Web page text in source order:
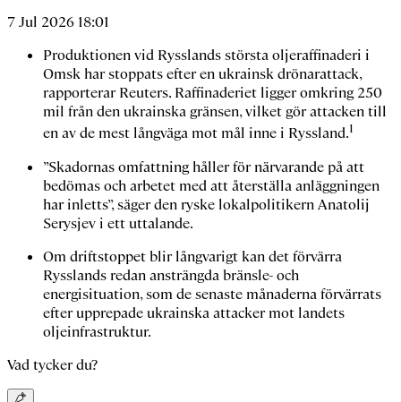
7 Jul 2026 18:01
Produktionen vid Rysslands största oljeraffinaderi i
Omsk har stoppats efter en ukrainsk drönarattack,
rapporterar Reuters. Raffinaderiet ligger omkring 250
mil från den ukrainska gränsen, vilket gör attacken till
en av de mest långväga mot mål inne i Ryssland.1
”Skadornas omfattning håller för närvarande på att
bedömas och arbetet med att återställa anläggningen
har inletts”, säger den ryske lokalpolitikern Anatolij
Serysjev i ett uttalande.
Om driftstoppet blir långvarigt kan det förvärra
Rysslands redan ansträngda bränsle- och
energisituation, som de senaste månaderna förvärrats
efter upprepade ukrainska attacker mot landets
oljeinfrastruktur.
Vad tycker du?